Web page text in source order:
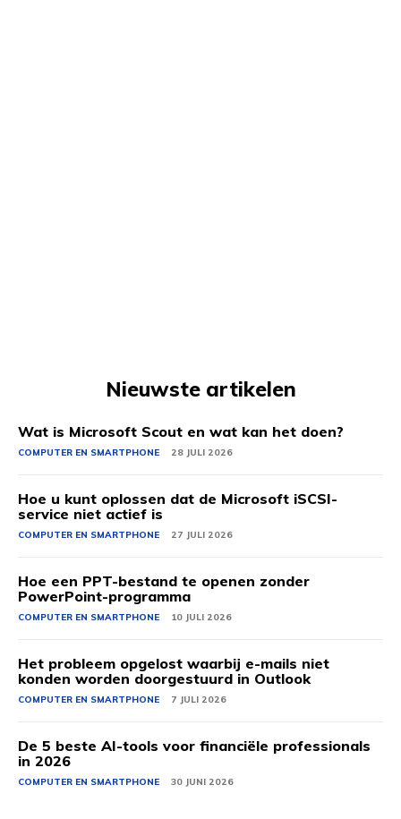
Nieuwste artikelen
Wat is Microsoft Scout en wat kan het doen?
COMPUTER EN SMARTPHONE 28 JULI 2026
Hoe u kunt oplossen dat de Microsoft iSCSI-
service niet actief is
COMPUTER EN SMARTPHONE 27 JULI 2026
Hoe een PPT-bestand te openen zonder
PowerPoint-programma
COMPUTER EN SMARTPHONE 10 JULI 2026
Het probleem opgelost waarbij e-mails niet
konden worden doorgestuurd in Outlook
COMPUTER EN SMARTPHONE 7 JULI 2026
De 5 beste AI-tools voor financiële professionals
in 2026
COMPUTER EN SMARTPHONE 30 JUNI 2026